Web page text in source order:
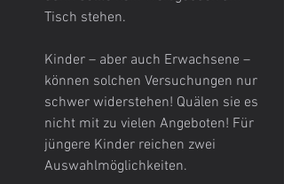
Tisch stehen.
Kinder – aber auch Erwachsene –
können solchen Versuchungen nur
schwer widerstehen! Quälen sie es
nicht mit zu vielen Angeboten! Für
jüngere Kinder reichen zwei
Auswahlmöglichkeiten.